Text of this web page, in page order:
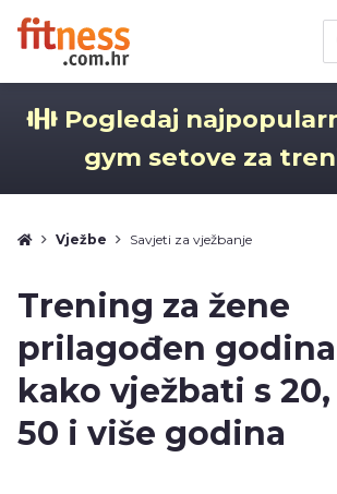
Pogledaj
gym setove za
Vježbe Savjeti za vježbanje
Trening za žene
prilagođen
kako vježbati s 20,
50 i više godina